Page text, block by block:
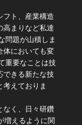
フト、産業構造
高まりなど私達
問題が山積しま
体においても変
重要なことは技
できる新たな技
考えておりま
なく、日々研鑽
増えるように関